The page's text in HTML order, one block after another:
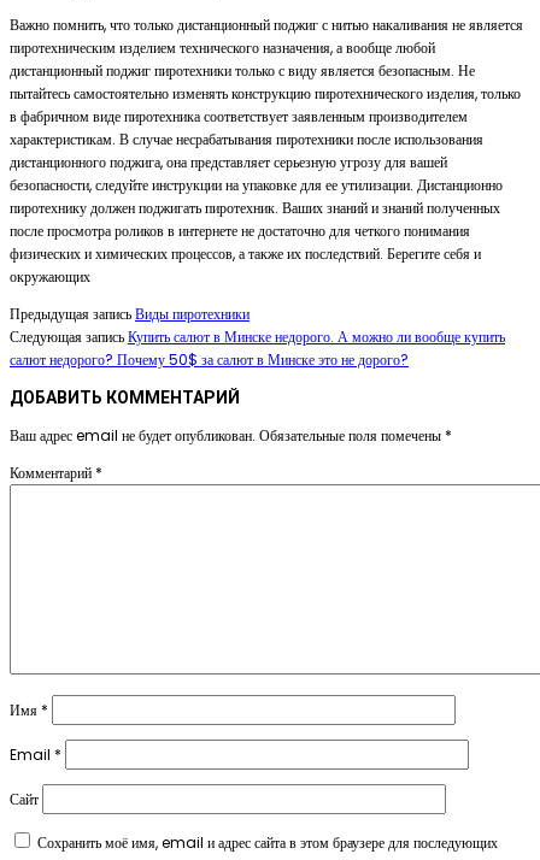
Важно помнить, что только дистанционный поджиг с нитью накаливания не является
пиротехническим изделием технического назначения, а вообще любой
дистанционный поджиг пиротехники только с виду является безопасным. Не
пытайтесь самостоятельно изменять конструкцию пиротехнического изделия, только
в фабричном виде пиротехника соответствует заявленным производителем
характеристикам. В случае несрабатывания пиротехники после использования
дистанционного поджига, она представляет серьезную угрозу для вашей
безопасности, следуйте инструкции на упаковке для ее утилизации. Дистанционно
пиротехнику должен поджигать пиротехник. Ваших знаний и знаний полученных
после просмотра роликов в интернете не достаточно для четкого понимания
физических и химических процессов, а также их последствий. Берегите себя и
окружающих
Предыдущая записьВиды пиротехники
Следующая записьКупить салют в Минске недорого. А можно ли вообще купить
салют недорого? Почему 50$ за салют в Минске это не дорого?
ДОБАВИТЬ КОММЕНТАРИЙ
Ваш адрес email не будет опубликован. Обязательные поля помечены *
Комментарий *
Имя *
Email *
Сайт
Сохранить моё имя, email и адрес сайта в этом браузере для последующих